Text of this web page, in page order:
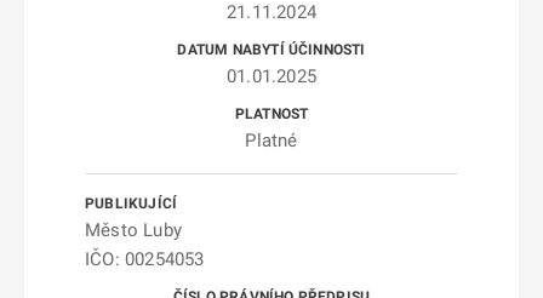
21.11.2024
01.01.2025
Platné
Město Luby
IČO: 00254053